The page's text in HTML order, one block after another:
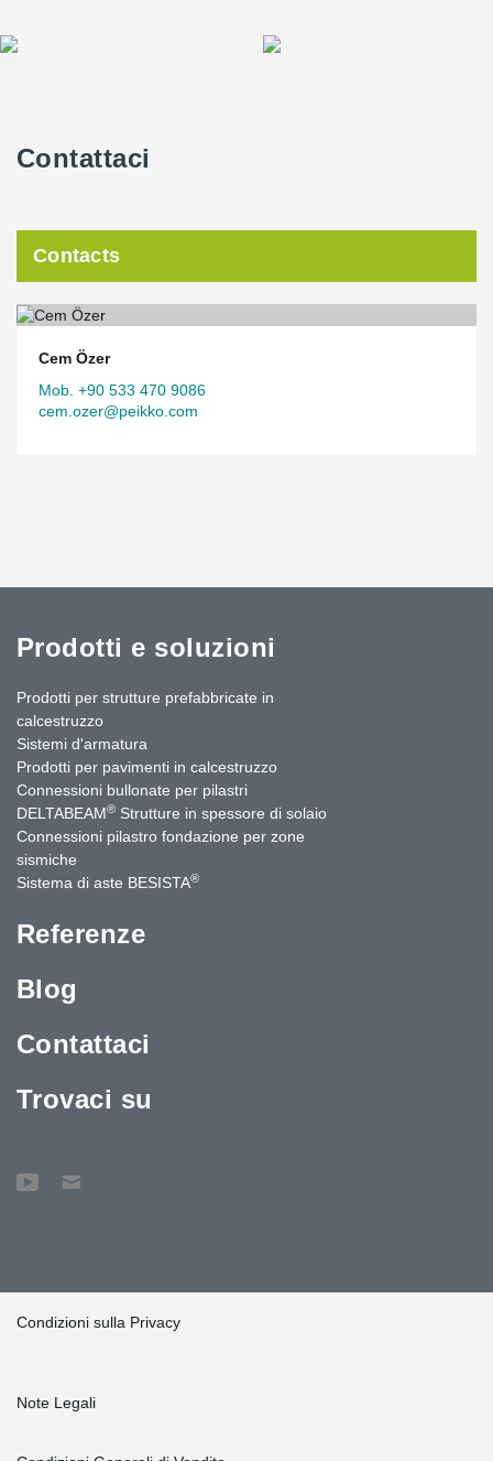
Contattaci
Contacts
Cem Özer
Mob. +90 533 470 9086
cem.ozer@peikko.com
Prodotti e soluzioni
Prodotti per strutture prefabbricate in
calcestruzzo
Sistemi d'armatura
Prodotti per pavimenti in calcestruzzo
Connessioni bullonate per pilastri
DELTABEAM® Strutture in spessore di solaio
Connessioni pilastro fondazione per zone
sismiche
Sistema di aste BESISTA®
Referenze
Blog
Contattaci
Trovaci su
Condizioni sulla Privacy
Note Legali